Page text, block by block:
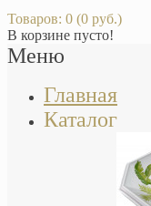
Товаров: 0 (0 руб.)
В корзине пусто!
Меню
Главная
Каталог